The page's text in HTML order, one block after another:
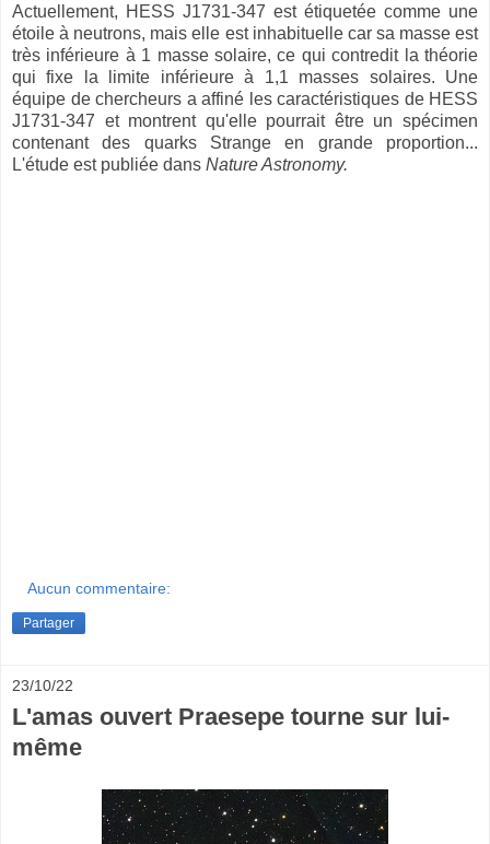
Actuellement, HESS J1731-347 est étiquetée comme une
étoile à neutrons, mais elle est inhabituelle car sa masse est
très inférieure à 1 masse solaire, ce qui contredit la théorie
qui fixe la limite inférieure à 1,1 masses solaires. Une
équipe de chercheurs a affiné les caractéristiques de HESS
J1731-347 et montrent qu'elle pourrait être un spécimen
contenant des quarks Strange en grande proportion...
L'étude est publiée dans Nature Astronomy.
Aucun commentaire:
Partager
23/10/22
L'amas ouvert Praesepe tourne sur lui-
même